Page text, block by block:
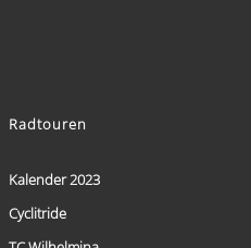
Radtouren
Kalender 2023
Cyclitride